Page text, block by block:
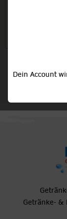
Getränke- &
Dein Account